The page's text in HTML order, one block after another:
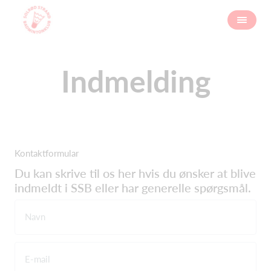
Indmelding
Kontaktformular
Du kan skrive til os her hvis du ønsker at blive
indmeldt i SSB eller har generelle spørgsmål.
Navn
E-mail